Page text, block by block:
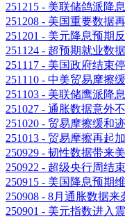
251215 - 美联储鸽派降
251208 - 美国重要数据
251201 - 美元降息预期
251124 - 超预期就业数
251117 - 美国政府结束
251110 - 中美贸易摩擦
251103 - 美联储鹰派降
251027 - 通胀数据意外
251020 - 贸易摩擦缓和
251013 - 贸易摩擦再起
250929 - 韧性数据带来
250922 - 超级央行周结
250915 - 美国降息预期
250908 - 8月通胀数据
250901 - 美元指数进入